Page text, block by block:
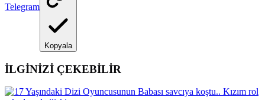
Telegram
Kopyala
İLGİNİZİ ÇEKEBİLİR